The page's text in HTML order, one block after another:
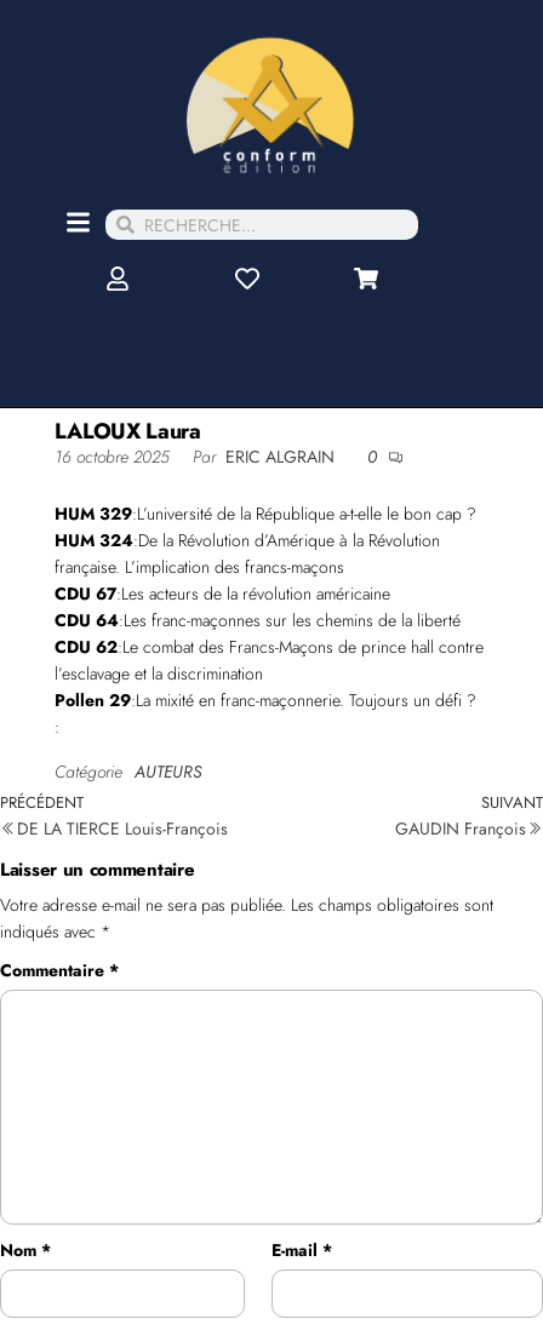
LALOUX Laura
16 octobre 2025 Par ERIC ALGRAIN 0
HUM 329:L’université de la République a-t-elle le bon cap ?
HUM 324:De la Révolution d’Amérique à la Révolution
française. L’implication des francs-maçons
CDU 67:Les acteurs de la révolution américaine
CDU 64:Les franc-maçonnes sur les chemins de la liberté
CDU 62:Le combat des Francs-Maçons de prince hall contre
l’esclavage et la discrimination
Pollen 29:La mixité en franc-maçonnerie. Toujours un défi ?
:
Catégorie AUTEURS
PRÉCÉDENT
DE LA TIERCE Louis-François
SUIVANT
GAUDIN François
Laisser un commentaire
Votre adresse e-mail ne sera pas publiée. Les champs obligatoires sont
indiqués avec *
Commentaire *
Nom * E-mail *